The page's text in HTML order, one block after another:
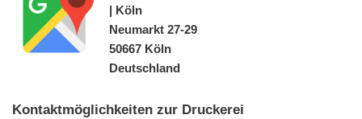
| Köln
Neumarkt 27-29
50667 Köln
Deutschland
Kontaktmöglichkeiten zur Druckerei